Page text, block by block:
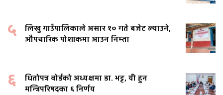
५
लिखु गाउँपालिकाले असार १० गते बजेट ल्याउने,
औपचारिक पोशाकमा आउन निम्ता
६
धितोपत्र बोर्डको अध्यक्षमा डा. भट्ट, यी हुन
मन्त्रिपरिषदका ६ निर्णय